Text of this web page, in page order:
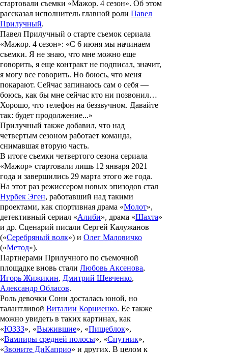
стартовали съемки «Мажор. 4 сезон». Об этом
рассказал исполнитель главной роли Павел
Прилучный.
Павел Прилучный о старте съемок сериала
«Мажор. 4 сезон»: «С 6 июня мы начинаем
съемки. Я не знаю, что мне можно еще
говорить, я еще контракт не подписал, значит,
я могу все говорить. Но боюсь, что меня
покарают. Сейчас запинаюсь сам о себя —
боюсь, как бы мне сейчас кто ни позвонил…
Хорошо, что телефон на беззвучном. Давайте
так: будет продолжение...»
Прилучный также добавил, что над
четвертым сезоном работает команда,
снимавшая вторую часть.
В итоге съемки четвертого сезона сериала
«Мажор» стартовали лишь 12 января 2021
года и завершились 29 марта этого же года.
На этот раз режиссером новых эпизодов стал
Нурбек Эген, работавший над такими
проектами, как спортивная драма «Молот»,
детективный сериал «Алиби», драма «Шахта»
и др. Сценарий писали Сергей Калужанов
(«Серебряный волк») и Олег Маловичко
(«Метод»).
Партнерами Прилучного по съемочной
площадке вновь стали Любовь Аксенова,
Игорь Жижикин, Дмитрий Шевченко,
Александр Обласов.
Роль девочки Сони досталась юной, но
талантливой Виталии Корниенко. Ее также
можно увидеть в таких картинах, как
«ЮЗЗЗ», «Выжившие», «Пищеблок»,
«Вампиры средней полосы», «Спутник»,
«Звоните ДиКаприо» и других. В целом к